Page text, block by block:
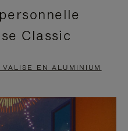
Classic
EN ALUMINIUM